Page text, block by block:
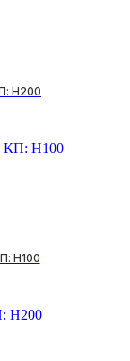
H200
H100